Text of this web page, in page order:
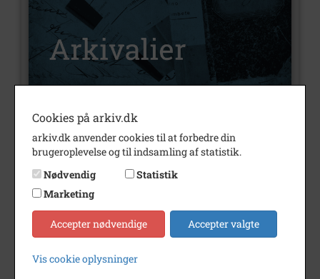
Nummer
Type
Arkivalier
Beskrivelse
Haslev-Freerslev
Født/stiftet
1883
Død/nedlagt
1962
Periode
Cookies på arkiv.dk
arkiv.dk anvender cookies til at forbedre din
brugeroplevelse og til indsamling af statistik.
Nødvendig
Statistik
Marketing
Accepter nødvendige Accepter valgte
Vis cookie oplysninger